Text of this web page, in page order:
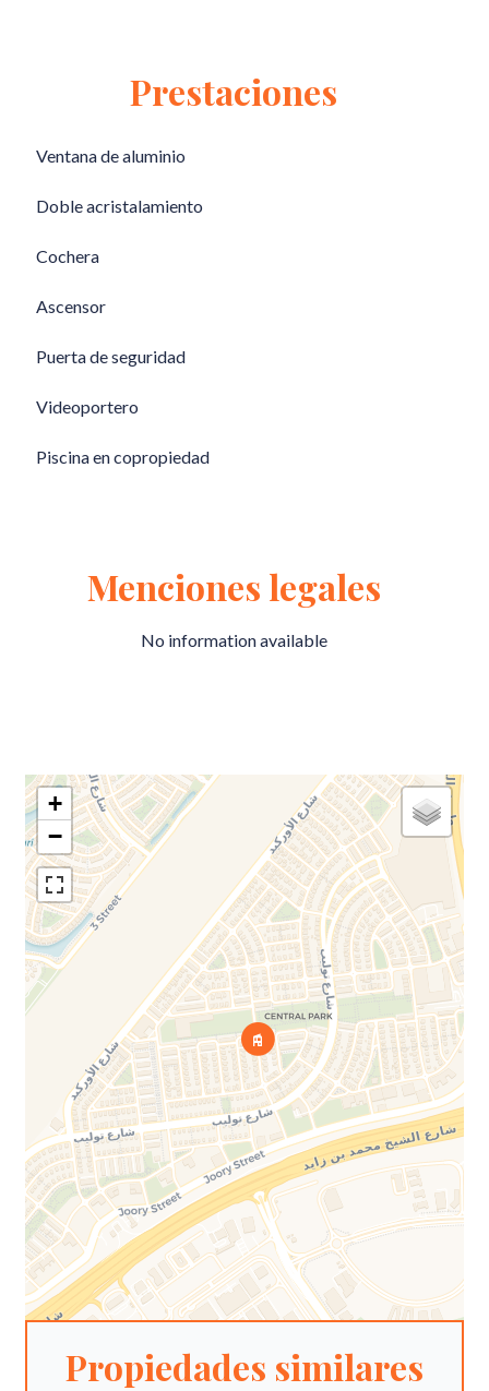
Prestaciones
Ventana de aluminio
Doble acristalamiento
Cochera
Ascensor
Puerta de seguridad
Videoportero
Piscina en copropiedad
Menciones legales
No information available
+
−
Propiedades similares